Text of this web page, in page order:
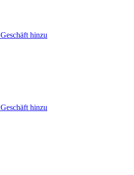
hinzu
hinzu